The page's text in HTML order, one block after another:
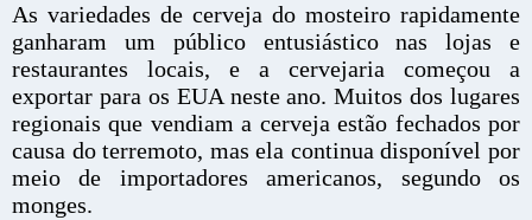
As variedades de cerveja do mosteiro rapidamente
ganharam um público entusiástico nas lojas e
restaurantes locais, e a cervejaria começou a
exportar para os EUA neste ano. Muitos dos lugares
regionais que vendiam a cerveja estão fechados por
causa do terremoto, mas ela continua disponível por
meio de importadores americanos, segundo os
monges.